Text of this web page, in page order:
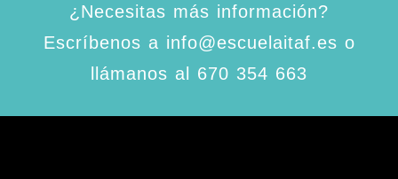
¿Necesitas más información?
Escríbenos a info@escuelaitaf.es o
llámanos al 670 354 663